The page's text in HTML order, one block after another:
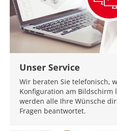
Unser Service
Wir beraten Sie telefonisch,
Konfiguration am Bildschirm
werden alle Ihre Wünsche
Fragen beantwortet.